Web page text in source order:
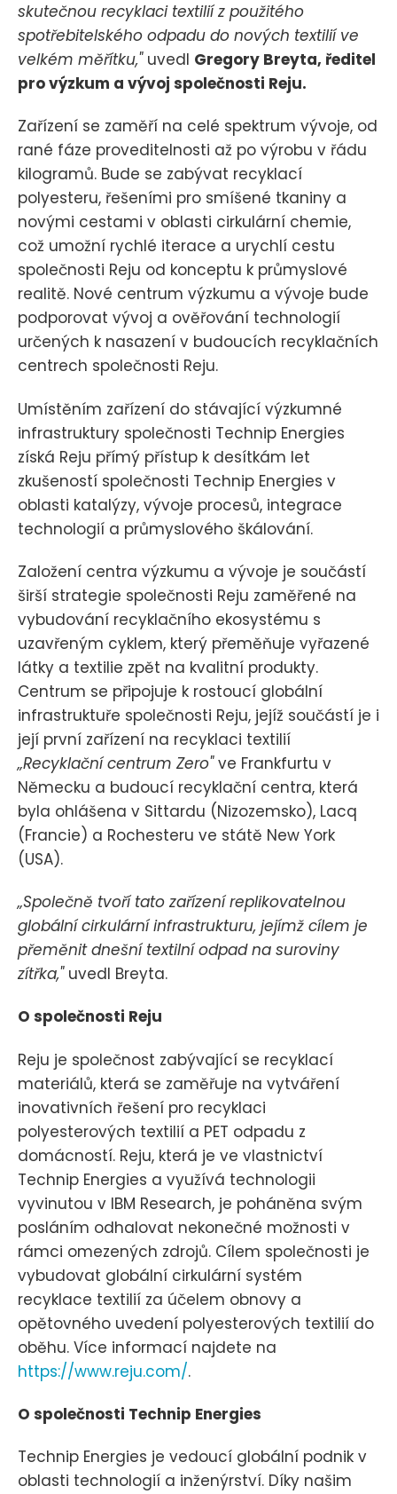
skutečnou recyklaci textilií z použitého
spotřebitelského odpadu do nových textilií ve
velkém měřítku," uvedl Gregory Breyta, ředitel
pro výzkum a vývoj společnosti Reju.
Zařízení se zaměří na celé spektrum vývoje, od
rané fáze proveditelnosti až po výrobu v řádu
kilogramů. Bude se zabývat recyklací
polyesteru, řešeními pro smíšené tkaniny a
novými cestami v oblasti cirkulární chemie,
což umožní rychlé iterace a urychlí cestu
společnosti Reju od konceptu k průmyslové
realitě. Nové centrum výzkumu a vývoje bude
podporovat vývoj a ověřování technologií
určených k nasazení v budoucích recyklačních
centrech společnosti Reju.
Umístěním zařízení do stávající výzkumné
infrastruktury společnosti Technip Energies
získá Reju přímý přístup k desítkám let
zkušeností společnosti Technip Energies v
oblasti katalýzy, vývoje procesů, integrace
technologií a průmyslového škálování.
Založení centra výzkumu a vývoje je součástí
širší strategie společnosti Reju zaměřené na
vybudování recyklačního ekosystému s
uzavřeným cyklem, který přeměňuje vyřazené
látky a textilie zpět na kvalitní produkty.
Centrum se připojuje k rostoucí globální
infrastruktuře společnosti Reju, jejíž součástí je i
její první zařízení na recyklaci textilií
„Recyklační centrum Zero"ve Frankfurtu v
Německu a budoucí recyklační centra, která
byla ohlášena v Sittardu (Nizozemsko), Lacq
(Francie) a Rochesteru ve státě New York
(USA).
„Společně tvoří tato zařízení replikovatelnou
globální cirkulární infrastrukturu, jejímž cílem je
přeměnit dnešní textilní odpad na suroviny
zítřka,"uvedl Breyta.
O společnosti Reju
Reju je společnost zabývající se recyklací
materiálů, která se zaměřuje na vytváření
inovativních řešení pro recyklaci
polyesterových textilií a PET odpadu z
domácností. Reju, která je ve vlastnictví
Technip Energies a využívá technologii
vyvinutou v IBM Research, je poháněna svým
posláním odhalovat nekonečné možnosti v
rámci omezených zdrojů. Cílem společnosti je
vybudovat globální cirkulární systém
recyklace textilií za účelem obnovy a
opětovného uvedení polyesterových textilií do
oběhu. Více informací najdete na
https://www.reju.com/.
O společnosti Technip Energies
Technip Energies je vedoucí globální podnik v
oblasti technologií a inženýrství. Díky našim